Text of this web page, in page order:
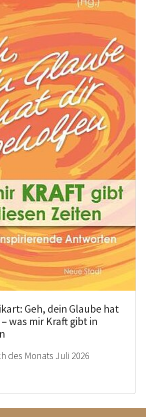
Geh, dein Glaube hat
was mir Kraft gibt in
des Monats Juli 2026